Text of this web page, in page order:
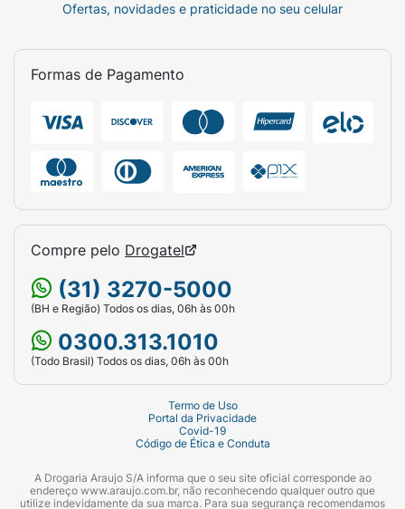
Ofertas, novidades e praticidade no seu celular
Formas de Pagamento
Compre pelo Drogatel
(31) 3270-5000
(BH e Região) Todos os dias, 06h às 00h
0300.313.1010
(Todo Brasil) Todos os dias, 06h às 00h
Termo de Uso
Portal da Privacidade
Covid-19
Código de Ética e Conduta
A Drogaria Araujo S/A informa que o seu site oficial corresponde ao
endereço www.araujo.com.br, não reconhecendo qualquer outro que
utilize indevidamente da sua marca. Para sua segurança recomendamos